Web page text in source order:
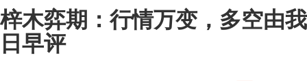
梓木弈期：行情万变，多空由
日早评